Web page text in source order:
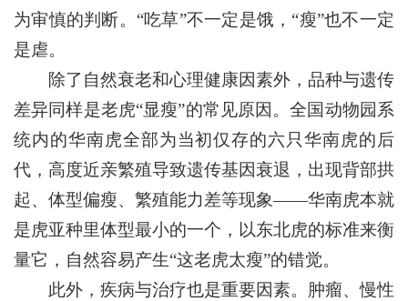
为审慎的判断。“吃草”不一定是饿，“瘦”也不一定
是虐。
除了自然衰老和心理健康因素外，品种与遗传
差异同样是老虎“显瘦”的常见原因。全国动物园系
统内的华南虎全部为当初仅存的六只华南虎的后
代，高度近亲繁殖导致遗传基因衰退，出现背部拱
起、体型偏瘦、繁殖能力差等现象——华南虎本就
是虎亚种里体型最小的一个，以东北虎的标准来衡
量它，自然容易产生“这老虎太瘦”的错觉。
此外，疾病与治疗也是重要因素。肿瘤、慢性